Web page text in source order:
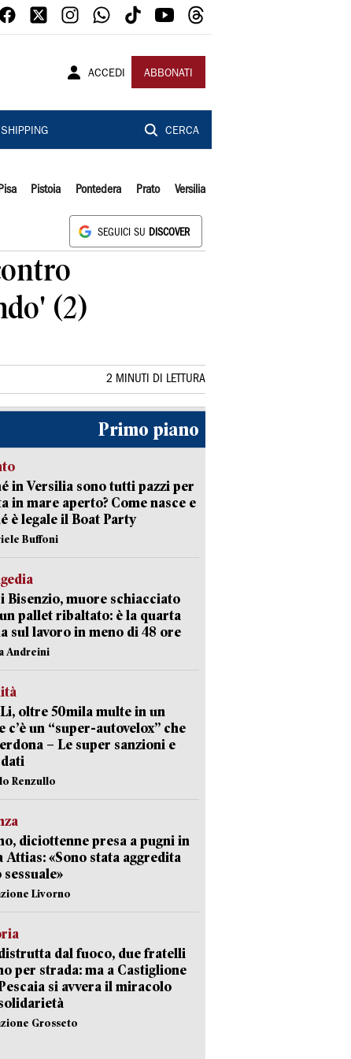
ACCEDI ABBONATI
SHIPPING CERCA
Pisa Pistoia Pontedera Prato Versilia
SEGUICI SU DISCOVER
(2)
2 MINUTI DI LETTURA
Primo piano
in Versilia sono tutti pazzi per
in mare aperto? Come nasce e
è legale il Boat Party
Buffoni
Bisenzio, muore schiacciato
pallet ribaltato: è la quarta
sul lavoro in meno di 48 ore
Andreini
oltre 50mila multe in un
c’è un “super-autovelox” che
– Le super sanzioni e
Renzullo
diciottenne presa a pugni in
Attias: «Sono stata aggredita
sessuale»
Livorno
dal fuoco, due fratelli
per strada: ma a Castiglione
si avvera il miracolo
Grosseto